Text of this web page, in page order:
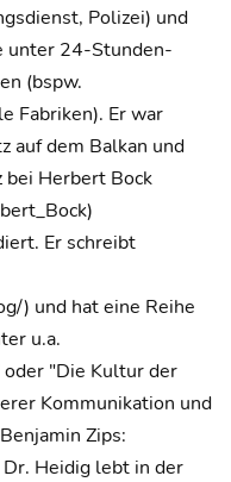
Polizei) und
unter 24-Stunden-
(bspw.
Fabriken). Er war
auf dem Balkan und
bei Herbert Bock
Er schreibt
) und hat eine Reihe
u.a.
oder "Die Kultur der
Kommunikation und
Zips:
Heidig lebt in der